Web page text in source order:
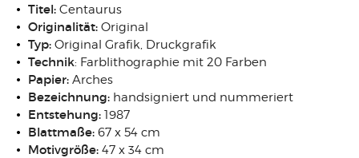
Titel: Centaurus
Originalität: Original
Typ: Original Grafik, Druckgrafik
Technik: Farblithographie mit 20 Farben
Papier: Arches
Bezeichnung: handsigniert und nummeriert
Entstehung: 1987
Blattmaße: 67 x 54 cm
Motivgröße: 47 x 34 cm